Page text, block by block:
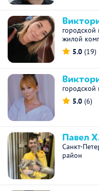
городской
жилой
5.0 (19)
городской
5.0 (6)
Павел
Санкт-
район